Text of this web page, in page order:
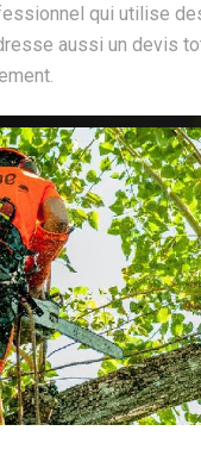
qui utilise
aussi un devis